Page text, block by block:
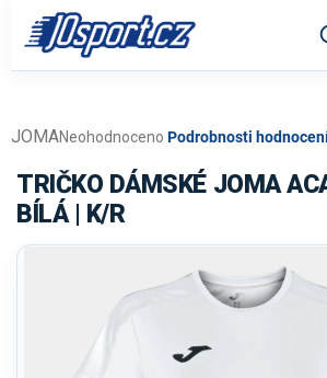
obsah
Průměrné
produktu
je
0,0
Neohodnoceno Podrobnosti
JOMA
TRIČKO DÁMSKÉ JOMA
BÍLÁ | K/R